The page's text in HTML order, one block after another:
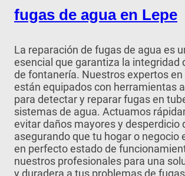
fugas de agua en Lepe
La reparación de fugas de agua es
esencial que garantiza la integridad
de fontanería. Nuestros expertos
están equipados con herramientas
para detectar y reparar fugas en
sistemas de agua. Actuamos
evitar daños mayores y desperdicio
asegurando que tu hogar o negocio
en perfecto estado de
nuestros profesionales para una
y duradera a tus problemas de